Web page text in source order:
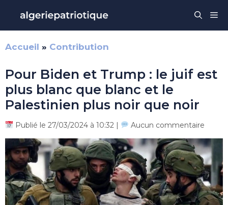
contenu
Accueil » Contribution
Pour Biden et Trump : le juif est
plus blanc que blanc et le
Palestinien plus noir que noir
Publié le 27/03/2024 à 10:32 | Aucun commentaire